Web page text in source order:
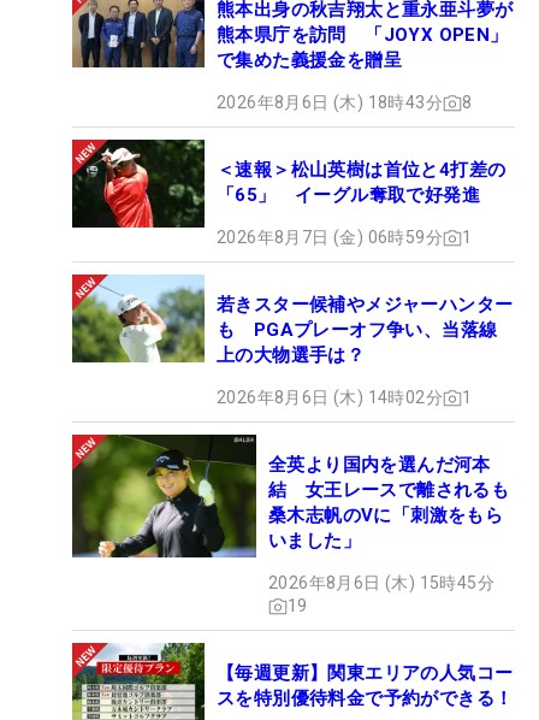
熊本出身の秋吉翔太と重永亜斗夢が
熊本県庁を訪問 「JOYX OPEN」
で集めた義援金を贈呈
2026年8月6日 (木) 18時43分 8
＜速報＞松山英樹は首位と4打差の
「65」 イーグル奪取で好発進
2026年8月7日 (金) 06時59分 1
若きスター候補やメジャーハンター
も PGAプレーオフ争い、当落線
上の大物選手は？
2026年8月6日 (木) 14時02分 1
全英より国内を選んだ河本
結 女王レースで離されるも
桑木志帆のVに「刺激をもら
いました」
2026年8月6日 (木) 15時45分
19
【毎週更新】関東エリアの人気コー
スを特別優待料金で予約ができる！